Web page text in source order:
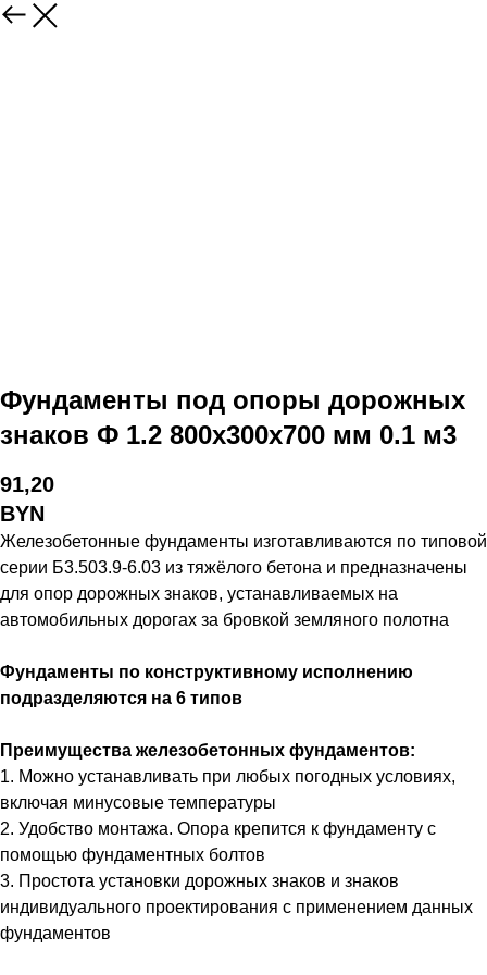
Фундаменты под опоры дорожных
знаков Ф 1.2 800х300х700 мм 0.1 м3
91,20
BYN
Железобетонные фундаменты изготавливаются по типовой
серии Б3.503.9-6.03 из тяжёлого бетона и предназначены
для опор дорожных знаков, устанавливаемых на
автомобильных дорогах за бровкой земляного полотна
Фундаменты по конструктивному исполнению
подразделяются на 6 типов
Преимущества железобетонных фундаментов:
1. Можно устанавливать при любых погодных условиях,
включая минусовые температуры
2. Удобство монтажа. Опора крепится к фундаменту с
помощью фундаментных болтов
3. Простота установки дорожных знаков и знаков
индивидуального проектирования с применением данных
фундаментов